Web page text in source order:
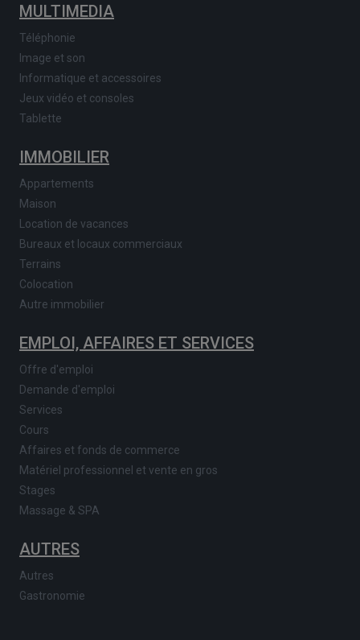
MULTIMEDIA
Téléphonie
Image et son
Informatique et accessoires
Jeux vidéo et consoles
Tablette
IMMOBILIER
Appartements
Maison
Location de vacances
Bureaux et locaux commerciaux
Terrains
Colocation
Autre immobilier
EMPLOI, AFFAIRES ET SERVICES
Offre d'emploi
Demande d'emploi
Services
Cours
Affaires et fonds de commerce
Matériel professionnel et vente en gros
Stages
Massage & SPA
AUTRES
Autres
Gastronomie